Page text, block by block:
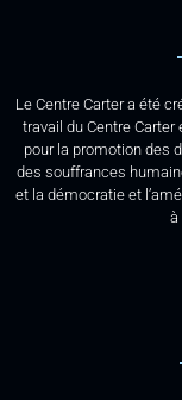
Le Centre Carter a été
travail du Centre
pour la promotion des
des souffrances
et la démocratie et
à